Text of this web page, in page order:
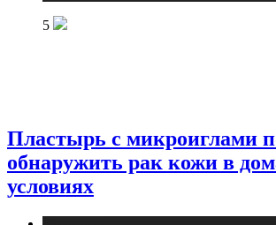
5
Пластырь с микроиглами
обнаружить рак кожи в
условиях